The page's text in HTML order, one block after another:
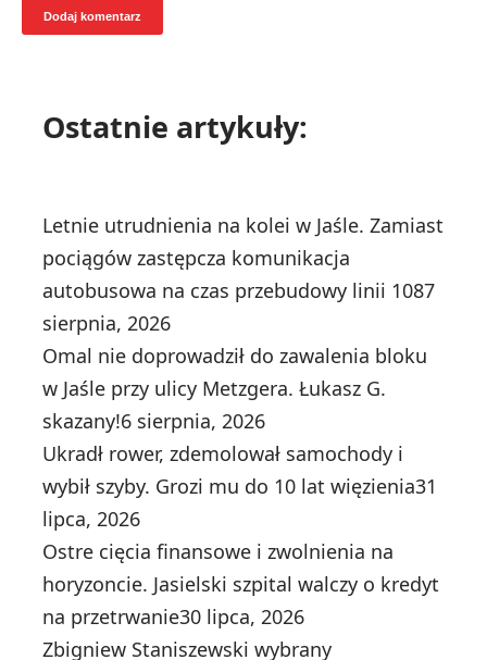
Ostatnie artykuły:
Letnie utrudnienia na kolei w Jaśle. Zamiast
pociągów zastępcza komunikacja
autobusowa na czas przebudowy linii 1087
sierpnia, 2026
Omal nie doprowadził do zawalenia bloku
w Jaśle przy ulicy Metzgera. Łukasz G.
skazany!6 sierpnia, 2026
Ukradł rower, zdemolował samochody i
wybił szyby. Grozi mu do 10 lat więzienia31
lipca, 2026
Ostre cięcia finansowe i zwolnienia na
horyzoncie. Jasielski szpital walczy o kredyt
na przetrwanie30 lipca, 2026
Zbigniew Staniszewski wybrany